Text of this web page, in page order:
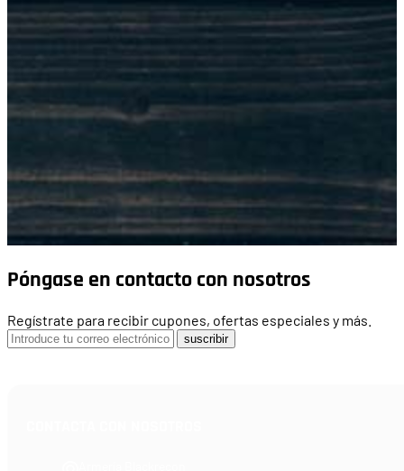
Póngase en contacto con nosotros
Regístrate para recibir cupones, ofertas especiales y más.
suscribir